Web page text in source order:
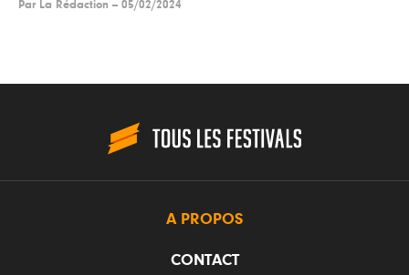
Par La Rédaction -- 05/02/2024
A PROPOS
CONTACT